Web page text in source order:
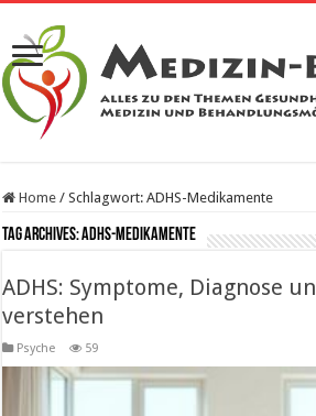
Home / Schlagwort:ADHS-Medikamente
Tag Archives:ADHS-Medikamente
ADHS: Symptome, Diagnose
verstehen
Psyche 59